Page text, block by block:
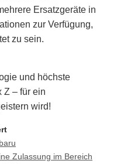
Ersatzgeräte in
zur Verfügung,
zu sein.
und höchste
Z – für ein
wird!
Zulassung im Bereich